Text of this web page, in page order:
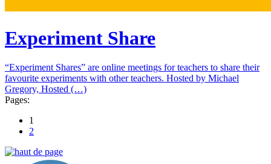
Experiment Share
“Experiment Shares” are online meetings for teachers to share their
favourite experiments with other teachers. Hosted by Michael
Gregory, Hosted (…)
Pages:
1
2